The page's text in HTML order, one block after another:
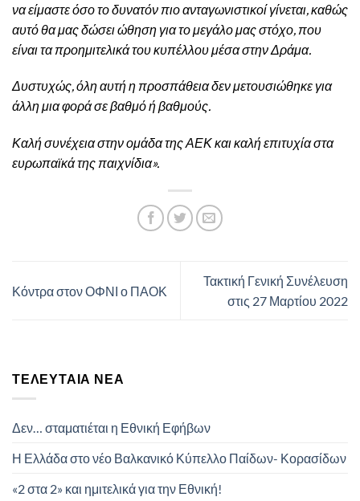
να είμαστε όσο το δυνατόν πιο ανταγωνιστικοί γίνεται, καθώς
αυτό θα μας δώσει ώθηση για το μεγάλο μας στόχο, που
είναι τα προημιτελικά του κυπέλλου μέσα στην Δράμα.
Δυστυχώς, όλη αυτή η προσπάθεια δεν μετουσιώθηκε για
άλλη μια φορά σε βαθμό ή βαθμούς.
Καλή συνέχεια στην ομάδα της ΑΕΚ και καλή επιτυχία στα
ευρωπαϊκά της παιχνίδια».
Κόντρα στον ΟΦΝΙ ο ΠΑΟΚ
Τακτική Γενική Συνέλευση
στις 27 Μαρτίου 2022
ΤΕΛΕΥΤΑΊΑ ΝΈΑ
Δεν… σταματιέται η Εθνική Εφήβων
Η Ελλάδα στο νέο Βαλκανικό Κύπελλο Παίδων- Κορασίδων
«2 στα 2» και ημιτελικά για την Εθνική!